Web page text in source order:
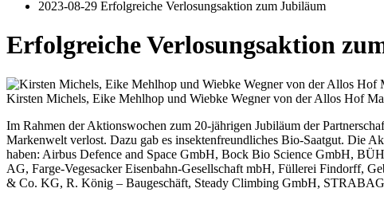
2023-08-29 Erfolgreiche Verlosungsaktion zum Jubiläum
Erfolgreiche Verlosungsaktion
Kirsten Michels, Eike Mehlhop und Wiebke Wegner von der Allos Hof
Im Rahmen der Aktionswochen zum 20-jährigen Jubiläum der
Markenwelt verlost. Dazu gab es insektenfreundliches Bio-Saatgut. Die
haben: Airbus Defence and Space GmbH, Bock Bio Science GmbH,
AG, Farge-Vegesacker Eisenbahn-Gesellschaft mbH, Füllerei
& Co. KG, R. König – Baugeschäft, Steady Climbing GmbH,